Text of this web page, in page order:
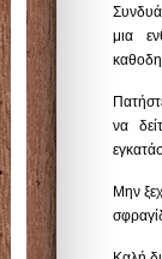
μια
να
Μην